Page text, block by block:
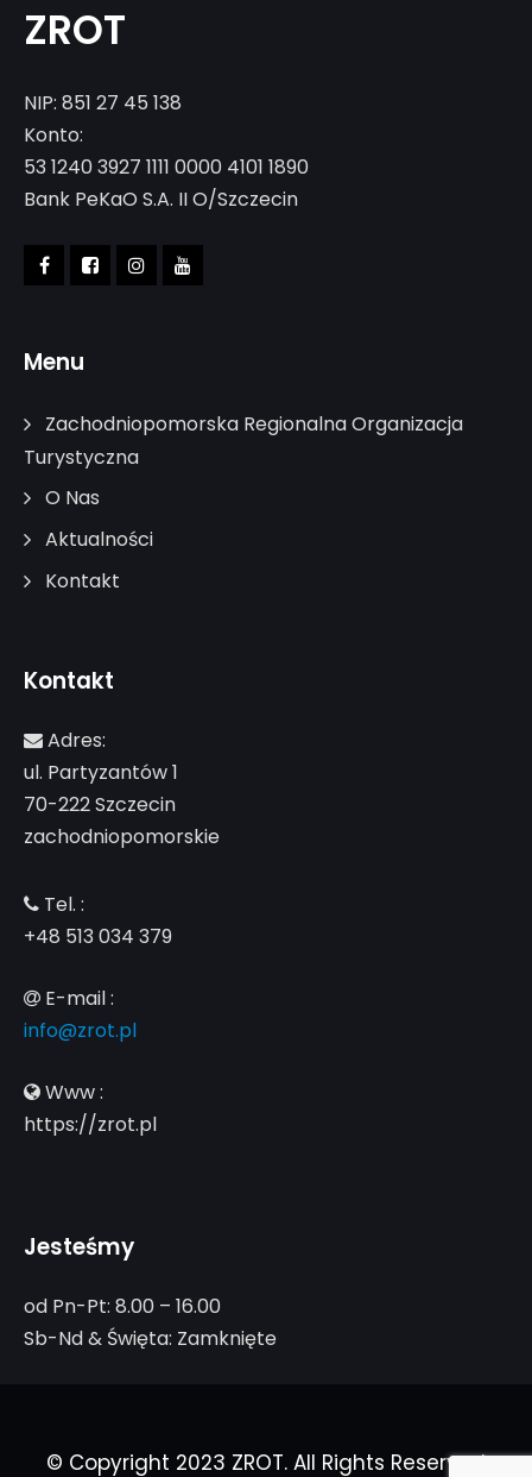
ZROT
NIP: 851 27 45 138
Konto:
53 1240 3927 1111 0000 4101 1890
Bank PeKaO S.A. II O/Szczecin
Menu
Zachodniopomorska Regionalna Organizacja
Turystyczna
O Nas
Aktualności
Kontakt
Kontakt
Adres:
ul. Partyzantów 1
70-222 Szczecin
zachodniopomorskie
Tel. :
+48 513 034 379
E-mail :
info@zrot.pl
Www :
https://zrot.pl
Jesteśmy
od Pn-Pt: 8.00 – 16.00
Sb-Nd & Święta: Zamknięte
© Copyright 2023 ZROT. All Rights Reserved